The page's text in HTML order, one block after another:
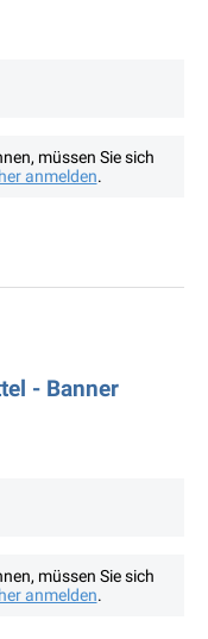
müssen Sie sich
anmelden.
- Banner
müssen Sie sich
anmelden.